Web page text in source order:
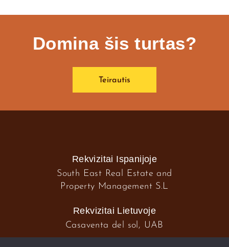
Domina šis turtas?
Teirautis
Rekvizitai Ispanijoje
South East Real Estate and
Property Management S.L
Rekvizitai Lietuvoje
Casaventa del sol, UAB